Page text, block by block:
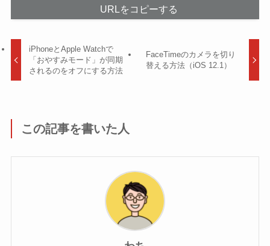
URLをコピーする
iPhoneとApple Watchで
「おやすみモード」が同期
されるのをオフにする方法
FaceTimeのカメラを切り
替える方法（iOS 12.1）
この記事を書いた人